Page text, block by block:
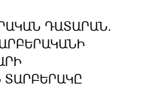
ԴԱՏԱՐԱՆ.
ՏԱՐԲԵՐԱԿԸ